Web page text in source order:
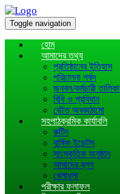
Toggle navigation
হোম
আমাদের তথ্য
প্রতিষ্ঠানের ইতিহাস
পরিচালনা পর্ষদ
জনবল/কর্মচারী তালিকা
বিধি ও প্রবিধান
ভৌত অবকাঠামো
সহপাঠক্রমিক কার্যাবলি
রুটিন
বার্ষিক ইভেন্টস
সাংস্কৃতিক অনুষ্ঠান
আমাদের ব্লগ
খেলাধূলা
পরীক্ষার ফলাফল